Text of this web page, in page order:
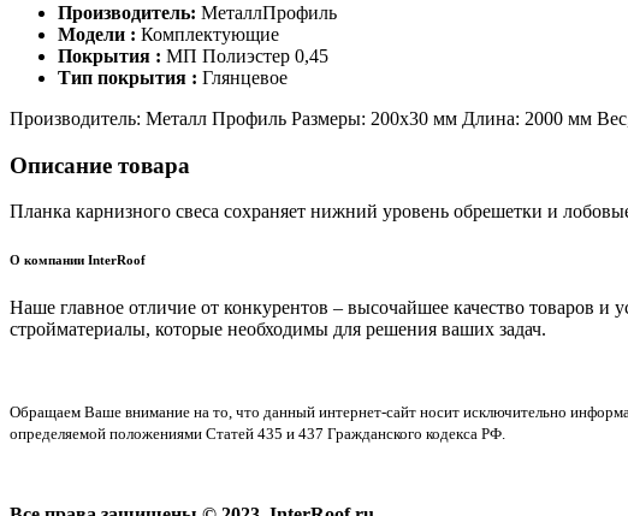
Производитель: МеталлПрофиль
Модели : Комплектующие
Покрытия : МП Полиэстер 0,45
Тип покрытия : Глянцевое
Производитель: Металл Профиль Размеры: 200х30 мм Длина: 2000 мм
Описание товара
Планка карнизного свеса сохраняет нижний уровень обрешетки и
О компании InterRoof
Наше главное отличие от конкурентов – высочайшее качество товаров
стройматериалы, которые необходимы для решения ваших задач.
Обращаем Ваше внимание на то, что данный интернет-сайт носит исключительно
определяемой положениями Статей 435 и 437 Гражданского кодекса РФ.